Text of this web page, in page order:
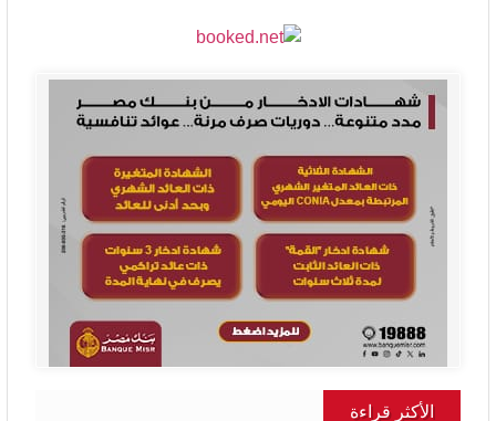
الأكثر قراءة